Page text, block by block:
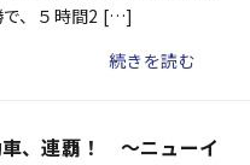
で、５時間2 […]
続きを読む
車、連覇！ ～ニューイ